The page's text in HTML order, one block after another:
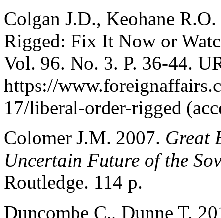
Colgan J.D., Keohane
Rigged: Fix It Now or
Vol. 96. No. 3. P. 36-44.
https://
17/liberal-order-rigged
Colomer J.M. 2007. Great
Uncertain Future of the
Routledge. 114 p.
Duncombe C., Dunne T.